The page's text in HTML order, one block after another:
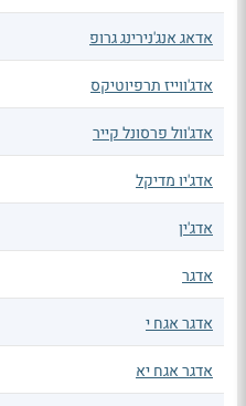
אדאג אנג'נירינג גרופ
אדג'ווייז תרפיוטיקס
אדג'וול פרסונל קייר
אדג'יו מדיקל
אדג'ין
אדגר
אדגר אגח י
אדגר אגח יא